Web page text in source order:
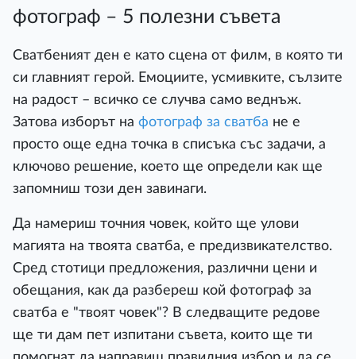
фотограф – 5 полезни съвета
Сватбеният ден е като сцена от филм, в която ти
си главният герой. Емоциите, усмивките, сълзите
на радост – всичко се случва само веднъж.
Затова изборът на фотограф за сватба не е
просто още една точка в списъка със задачи, а
ключово решение, което ще определи как ще
запомниш този ден завинаги.
Да намериш точния човек, който ще улови
магията на твоята сватба, е предизвикателство.
Сред стотици предложения, различни цени и
обещания, как да разбереш кой фотограф за
сватба е "твоят човек"? В следващите редове
ще ти дам пет изпитани съвета, които ще ти